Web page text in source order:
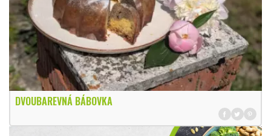
DVOUBAREVNÁ BÁBOVKA